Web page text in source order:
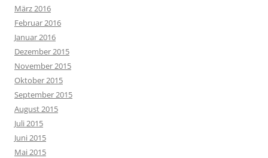
März 2016
Februar 2016
Januar 2016
Dezember 2015
November 2015
Oktober 2015
September 2015
August 2015
Juli 2015
Juni 2015
Mai 2015